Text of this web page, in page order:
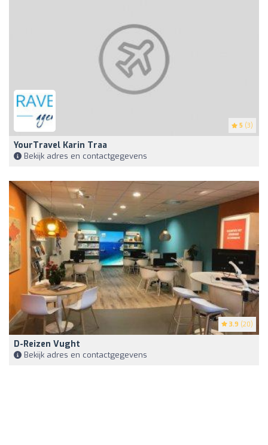
5 (3)
YourTravel Karin Traa
Bekijk adres en contactgegevens
3.9 (20)
D-Reizen Vught
Bekijk adres en contactgegevens